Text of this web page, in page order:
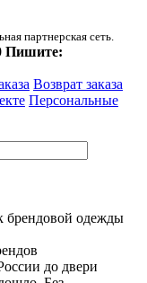
партнерская сеть.
Пишите:
Возврат заказа
Персональные
брендовой одежды
до двери